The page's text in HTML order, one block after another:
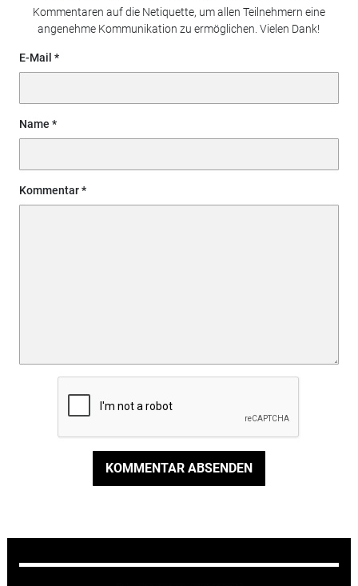
Kommentaren auf die Netiquette, um allen Teilnehmern eine
angenehme Kommunikation zu ermöglichen. Vielen Dank!
E-Mail
Name
Kommentar
KOMMENTAR ABSENDEN